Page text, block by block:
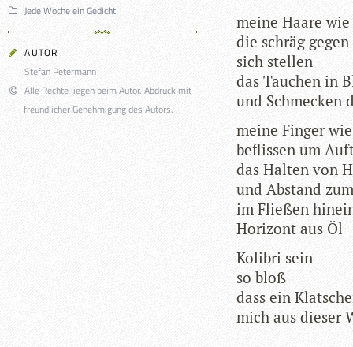
Jede Woche ein Gedicht
AUTOR
Stefan Petermann
Alle Rechte liegen beim Autor. Abdruck mit
freundlicher Genehmigung des Autors.
meine Haare
die schräg
sich stellen
das Tau­chen in
und Schme­cken
meine Fin­ger
beflis­sen um
das Hal­ten von
und Abstand
im Flie­ßen
Hori­zont aus Öl
Koli­bri sein
so bloß
dass ein
mich aus die­ser